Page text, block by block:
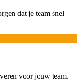
dat je team snel
voor jouw team.